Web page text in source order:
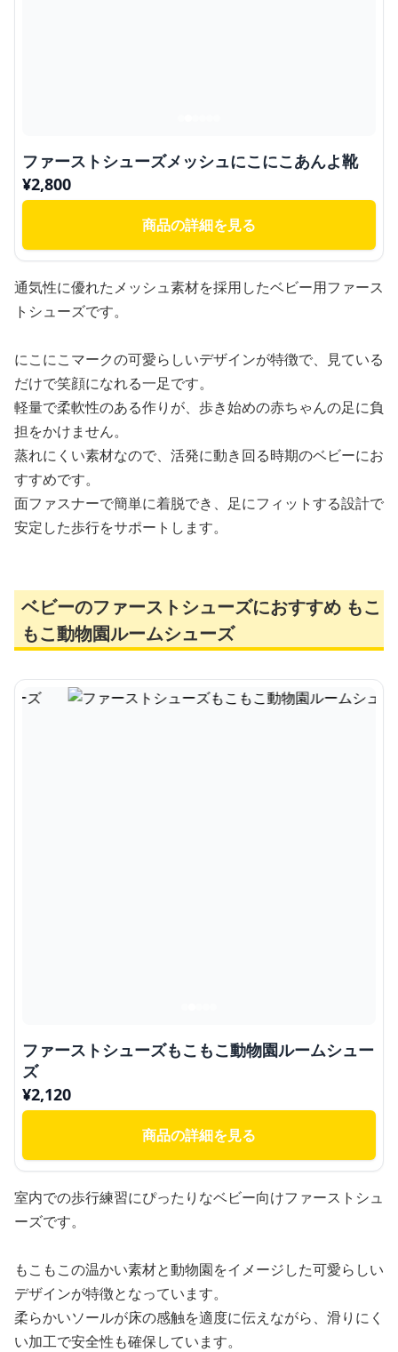
ファーストシューズメッシュにこにこあんよ靴
¥2,800
商品の詳細を見る
通気性に優れたメッシュ素材を採用したベビー用ファース
トシューズです。
にこにこマークの可愛らしいデザインが特徴で、見ている
だけで笑顔になれる一足です。
軽量で柔軟性のある作りが、歩き始めの赤ちゃんの足に負
担をかけません。
蒸れにくい素材なので、活発に動き回る時期のベビーにお
すすめです。
面ファスナーで簡単に着脱でき、足にフィットする設計で
安定した歩行をサポートします。
ベビーのファーストシューズにおすすめ もこ
もこ動物園ルームシューズ
ファーストシューズもこもこ動物園ルームシュー
ズ
¥2,120
商品の詳細を見る
室内での歩行練習にぴったりなベビー向けファーストシュ
ーズです。
もこもこの温かい素材と動物園をイメージした可愛らしい
デザインが特徴となっています。
柔らかいソールが床の感触を適度に伝えながら、滑りにく
い加工で安全性も確保しています。